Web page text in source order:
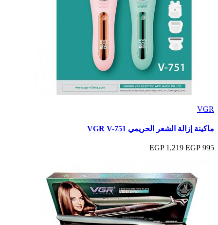
VGR
ماكينة إزالة الشعر الحريمي VGR V-751
995 EGP
1,219 EGP